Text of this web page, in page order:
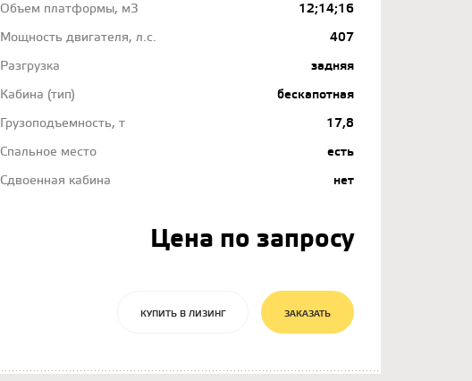
Объем платформы, м3
12;14;16
Мощность двигателя, л.с.
407
Разгрузка
задняя
Кабина (тип)
бескапотная
Грузоподъемность, т
17,8
Спальное место
есть
Сдвоенная кабина
нет
Цена по запросу
КУПИТЬ В ЛИЗИНГ ЗАКАЗАТЬ